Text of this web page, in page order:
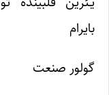
بایرام
گولور صنعت